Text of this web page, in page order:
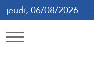
jeudi, 06/08/2026